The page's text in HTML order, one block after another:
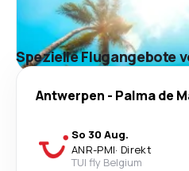
Spezielle Flugangebote
Antwerpen - Palma de
So 30 Aug.
ANR-PMI· Direkt
TUI fly Belgium